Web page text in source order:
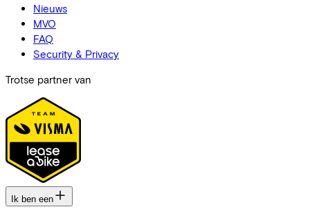
Nieuws
MVO
FAQ
Security & Privacy
Trotse partner van
Ik ben een